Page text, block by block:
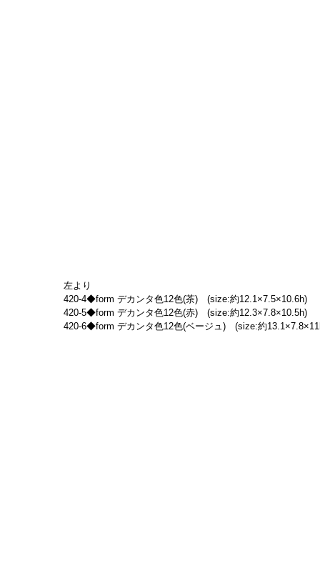
左より
420-4◆form デカンタ色12色(茶)　(size:約12.1×7.5×10.6h)
420-5◆form デカンタ色12色(赤)　(size:約12.3×7.8×10.5h)
420-6◆form デカンタ色12色(ベージュ)　(size:約